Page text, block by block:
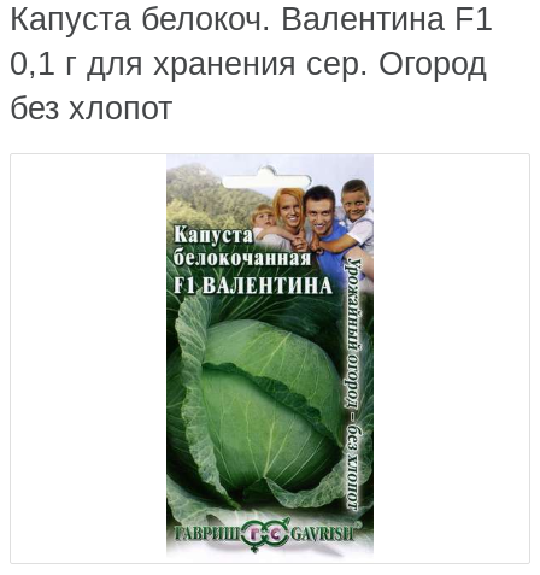
Капуста белокоч. Валентина F1
0,1 г для хранения сер. Огород
без хлопот